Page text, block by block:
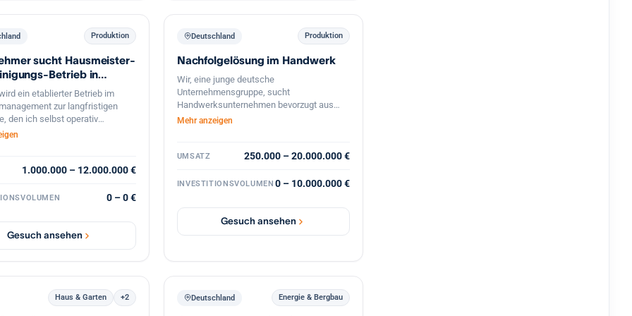
Produktion
sucht Hausmeister-
Betrieb in
Nachfolge
ein etablierter Betrieb im
zur langfristigen
den ich selbst operativ
und fortführe. Im Fokus stehen
mit Schwerpunkt
bundesweit. Interessant sind
Umsätzen und einem
Kundenstamm ohne
von einzelnen Großkunden,
Eine strukturierte
im Tempo des bisherigen
1.000.000 – 12.000.000 €
0 – 0 €
Gesuch ansehen
Deutschland Produktion
Nachfolgelösung im Handwerk
Wir, eine junge deutsche
Unternehmensgruppe, sucht
Handwerksunternehmen bevorzugt aus
dem Bereich Elektrik, Heizung- und
Mehr anzeigen
UMSATZ 250.000 – 20.000.000 €
INVESTITIONSVOLUMEN 0 – 10.000.000 €
Gesuch ansehen
Haus & Garten +2 Deutschland Energie & Bergbau